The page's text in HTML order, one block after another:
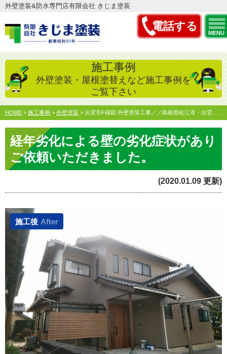
電話する
MENU
外壁塗装&防水専門店有限会社 きじま塗装
施工事例
外壁塗装・屋根塗替えなど施工事例を
ご覧下さい
HOME > 施工事例 > 外壁塗装 > 出雲市F様邸 外壁塗装工事／／島根県松江市・出雲市の外壁塗…
経年劣化による壁の劣化症状があり
ご依頼いただきました。
(2020.01.09 更新)
施工後 After